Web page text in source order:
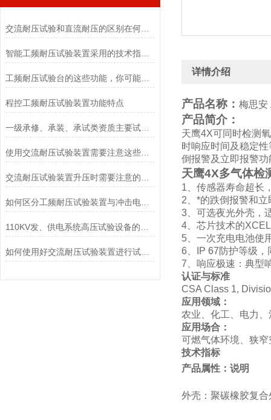
交流耐压试验和直流耐压的区别在何处？
智能工频耐压试验装置采用的技术指导工作
工频耐压试验台的这些功能，你可能还不知道
程控工频耐压试验装置功能特点
一级承修、承装、承试类资质主要试验设备配置表
使用交流耐压试验装置需要注意这些细节
如何区分工频耐压试验装置与冲击电压试验装置
如何使用好交流耐压试验装置进行试验呢？
详情介绍
产品名称： 梅思安
产品简介：
天鹰4X可同时检测
时响应时间及稳定
倒报警及立即报警
天鹰4X多气体检
1、传感器寿命超长
2、*的跌倒报警和
3、可选夜光外壳，
4、芯片技术的
5、一次充电电池使
6、IP 67防护等级
7、响应极速：典型
认证与标准
CSA Class 1,
应用领域：
农业、化工、电力
应用场合：
可燃气体环境、狭
技术指标
产品属性：说明
外壳：聚碳橡胶复合